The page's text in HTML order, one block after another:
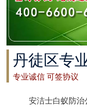
如东白蚁防治
如皋白蚁防治
海安白蚁防治
泰州白蚁防治
丹徒区专
专业诚信 可签协议
安洁士白蚁防